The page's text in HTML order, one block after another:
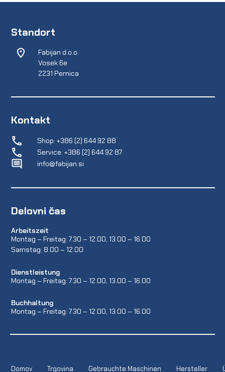
Standort
Fabijan d.o.o.
Vosek 6e
2231 Pernica
Kontakt
Shop: +386 (2) 644 92 88
Service: +386 (2) 644 92 87
info@fabijan.si
Delovni čas
Arbeitszeit
Montag – Freitag: 7.30 – 12.00, 13.00 – 16.00
Samstag: 8.00 – 12.00
Dienstleistung
Montag – Freitag: 7.30 – 12.00, 13.00 – 16.00
Buchhaltung
Montag – Freitag: 7.30 – 12.00, 13.00 – 16.00
Domov Trgovina Gebrauchte Maschinen Hersteller